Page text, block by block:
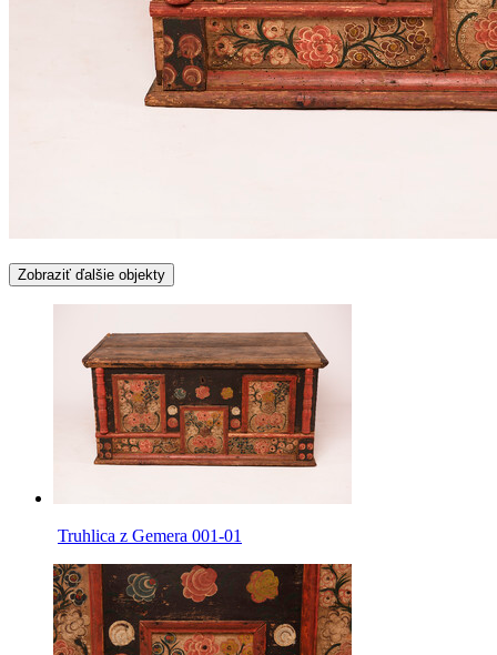
Zobraziť ďalšie objekty
Truhlica z Gemera 001-01